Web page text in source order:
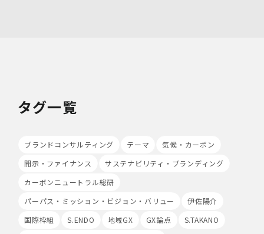
の収集を行うことがあります。また、広告の効果測定のた
め、第三者の運営するツールから当社サイトを訪れる前に
場合があります。
Cookieの使用は任意ですが、受け入れを拒否した場合
は、当社サービス等のご利用ができない場合があります。
このほか当社では、広告・マーケティング活動のため、第
ます。
タグ一覧
ブランドコンサルティング テーマ
気候・カーボン
開示・ファイナンス
サステナビリティ・ブランディング
カーボンニュートラル総研
パーパス・ミッション・ビジョン・バリュー
伊佐陽介
国際枠組
S.ENDO 地域GX GX論点
S.TAKANO